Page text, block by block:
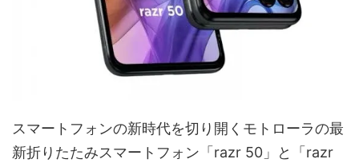
スマートフォンの新時代を切り開くモトローラの最
新折りたたみスマートフォン「razr 50」と「razr